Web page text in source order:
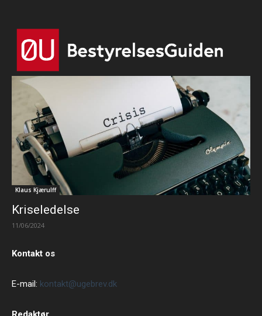
Klaus Kjærulff
Kriseledelse
11/06/2024
Kontakt os
E-mail: kontakt@ugebrev.dk